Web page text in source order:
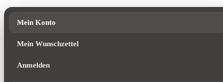
Mein Konto
Mein Wunschzettel
Anmelden